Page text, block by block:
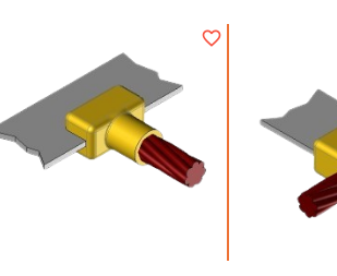
favorite_border